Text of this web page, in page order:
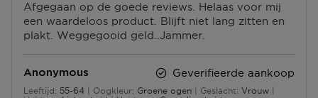
Afgegaan op de goede reviews. Helaas voor mij
een waardeloos product. Blijft niet lang zitten en
plakt. Weggegooid geld..Jammer.
U
S
P
T
E
I
N
P
T
E
Anonymous
Leeftijd
55 tot 6455-64 Oogkleur Groene ogen Geslacht
Vrouw
Geverifieerde aankoop